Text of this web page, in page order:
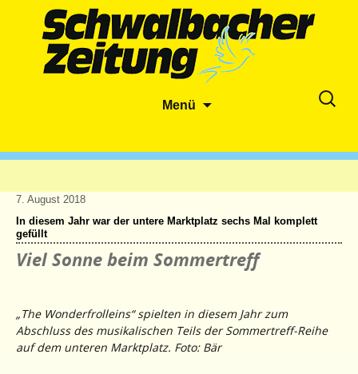
Menü
Suche
7. August 2018
In diesem Jahr war der untere Marktplatz sechs Mal komplett
gefüllt
Viel Sonne beim Sommertreff
„The Wonderfrolleins“ spielten in diesem Jahr zum
Abschluss des musikalischen Teils der Sommertreff-Reihe
auf dem unteren Marktplatz. Foto: Bär